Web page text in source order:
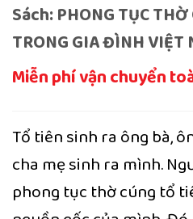
Sách: PHONG TỤC
TRONG GIA ĐÌNH VIỆT
Miễn phí vận chuyển
Tổ tiên sinh ra ông bà,
cha mẹ sinh ra mình.
phong tục thờ cúng tổ